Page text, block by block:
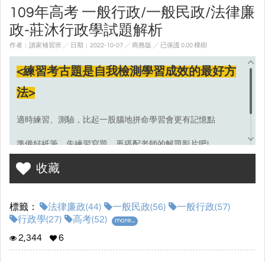
109年⾼考 一般行政/一般民政/法律廉
政-莊沐⾏政學試題解析
作者：讀家補習班 ╱ 日期：2022-10-07 ╱ 商務版 ╱ 已保護 0.00 棵樹
<練習考古題是自我檢測學習成效的最好方
法>
適時練習、測驗，比起一股腦地拼命學習會更有記憶點
準備好紙筆，先練習寫題，再搭配老師的解題影片吧!
考選部試題連結☞
收藏
標籤： 法律廉政(44) 一般民政(56)
一般行政(57)
行政學(27)
高考(52) more...
2,344 6